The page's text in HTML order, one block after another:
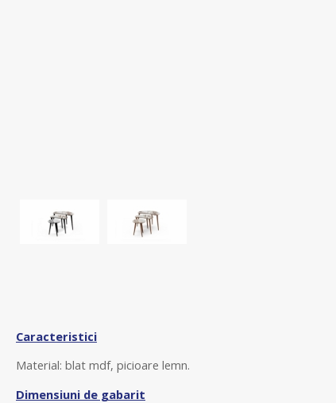
Caracteristici
Material: blat mdf, picioare lemn.
Dimensiuni de gabarit